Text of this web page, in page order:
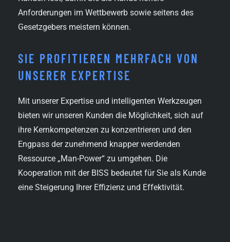
Anforderungen im Wettbewerb sowie seitens des
Gesetzgebers meistern können.
SIE PROFITIEREN MEHRFACH VON
UNSERER EXPERTISE
Mit unserer Expertise und intelligenten Werkzeugen
bieten wir unseren Kunden die Möglichkeit, sich auf
ihre Kernkompetenzen zu konzentrieren und den
Engpass der zunehmend knapper werdenden
Ressource „Man-Power“ zu umgehen. Die
Kooperation mit der BISS bedeutet für Sie als Kunde
eine Steigerung Ihrer Effizienz und Effektivität.